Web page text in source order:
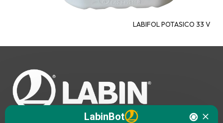
LABIFOL POTASICO 33 V
LabinBot